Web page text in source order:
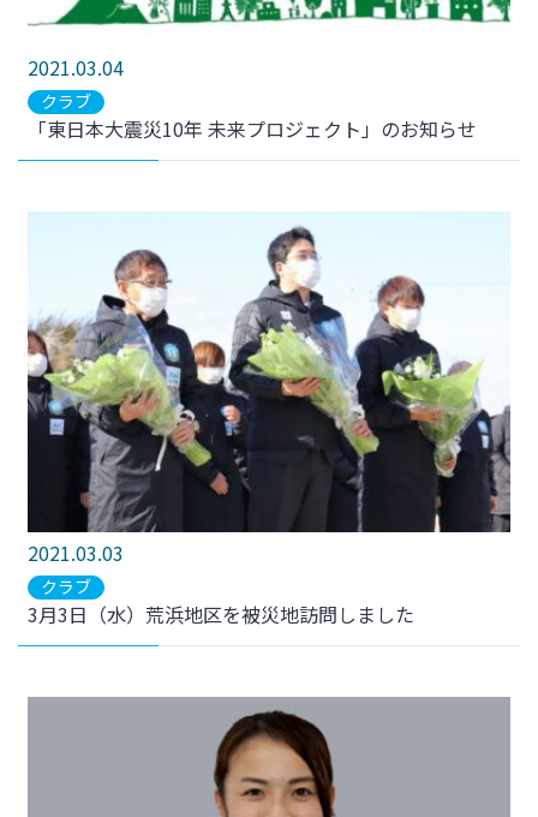
2021.03.04
クラブ
「東日本大震災10年 未来プロジェクト」のお知らせ
2021.03.03
クラブ
3月3日（水）荒浜地区を被災地訪問しました